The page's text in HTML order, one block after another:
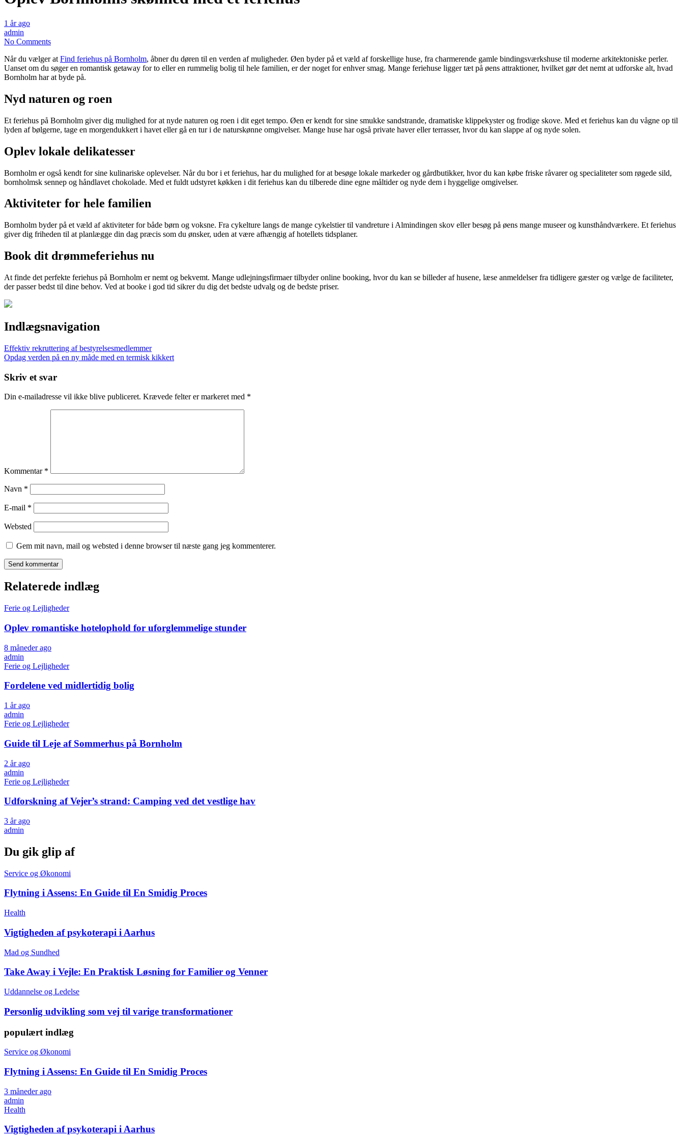
1 år ago
admin
No Comments
Når du vælger at Find feriehus på Bornholm, åbner du døren til en verden af muligheder. Øen byder på et væld af forskellige huse, fra charmerende gamle bindingsværkshuse til moderne arkitektoniske perler.
Uanset om du søger en romantisk getaway for to eller en rummelig bolig til hele familien, er der noget for enhver smag. Mange feriehuse ligger tæt på øens attraktioner, hvilket gør det nemt at udforske alt, hvad
Bornholm har at byde på.
Nyd naturen og roen
Et feriehus på Bornholm giver dig mulighed for at nyde naturen og roen i dit eget tempo. Øen er kendt for sine smukke sandstrande, dramatiske klippekyster og frodige skove. Med et feriehus kan du vågne op til
lyden af bølgerne, tage en morgendukkert i havet eller gå en tur i de naturskønne omgivelser. Mange huse har også private haver eller terrasser, hvor du kan slappe af og nyde solen.
Oplev lokale delikatesser
Bornholm er også kendt for sine kulinariske oplevelser. Når du bor i et feriehus, har du mulighed for at besøge lokale markeder og gårdbutikker, hvor du kan købe friske råvarer og specialiteter som røgede sild,
bornholmsk sennep og håndlavet chokolade. Med et fuldt udstyret køkken i dit feriehus kan du tilberede dine egne måltider og nyde dem i hyggelige omgivelser.
Aktiviteter for hele familien
Bornholm byder på et væld af aktiviteter for både børn og voksne. Fra cykelture langs de mange cykelstier til vandreture i Almindingen skov eller besøg på øens mange museer og kunsthåndværkere. Et feriehus
giver dig friheden til at planlægge din dag præcis som du ønsker, uden at være afhængig af hotellets tidsplaner.
Book dit drømmeferiehus nu
At finde det perfekte feriehus på Bornholm er nemt og bekvemt. Mange udlejningsfirmaer tilbyder online booking, hvor du kan se billeder af husene, læse anmeldelser fra tidligere gæster og vælge de faciliteter,
der passer bedst til dine behov. Ved at booke i god tid sikrer du dig det bedste udvalg og de bedste priser.
Indlægsnavigation
Effektiv rekruttering af bestyrelsesmedlemmer
Opdag verden på en ny måde med en termisk kikkert
Skriv et svar
Din e-mailadresse vil ikke blive publiceret. Krævede felter er markeret med *
Kommentar *
Navn *
E-mail *
Websted
Gem mit navn, mail og websted i denne browser til næste gang jeg kommenterer.
Relaterede indlæg
Ferie og Lejligheder
Oplev romantiske hotelophold for uforglemmelige stunder
8 måneder ago
admin
Ferie og Lejligheder
Fordelene ved midlertidig bolig
1 år ago
admin
Ferie og Lejligheder
Guide til Leje af Sommerhus på Bornholm
2 år ago
admin
Ferie og Lejligheder
Udforskning af Vejer’s strand: Camping ved det vestlige hav
3 år ago
admin
Du gik glip af
Service og Økonomi
Flytning i Assens: En Guide til En Smidig Proces
Health
Vigtigheden af psykoterapi i Aarhus
Mad og Sundhed
Take Away i Vejle: En Praktisk Løsning for Familier og Venner
Uddannelse og Ledelse
Personlig udvikling som vej til varige transformationer
populært indlæg
Service og Økonomi
Flytning i Assens: En Guide til En Smidig Proces
3 måneder ago
admin
Health
Vigtigheden af psykoterapi i Aarhus